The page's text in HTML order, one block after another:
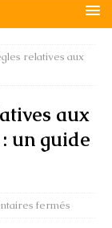
relatives aux
aux
un guide
fermés